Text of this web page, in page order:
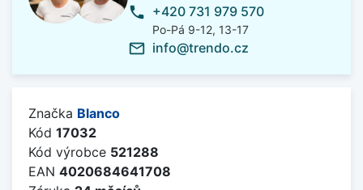
phone +420 731 979 570
Po-Pá 9-12, 13-17
mail_outline info@trendo.cz
Značka Blanco
Kód 17032
Kód výrobce 521288
EAN 4020684641708